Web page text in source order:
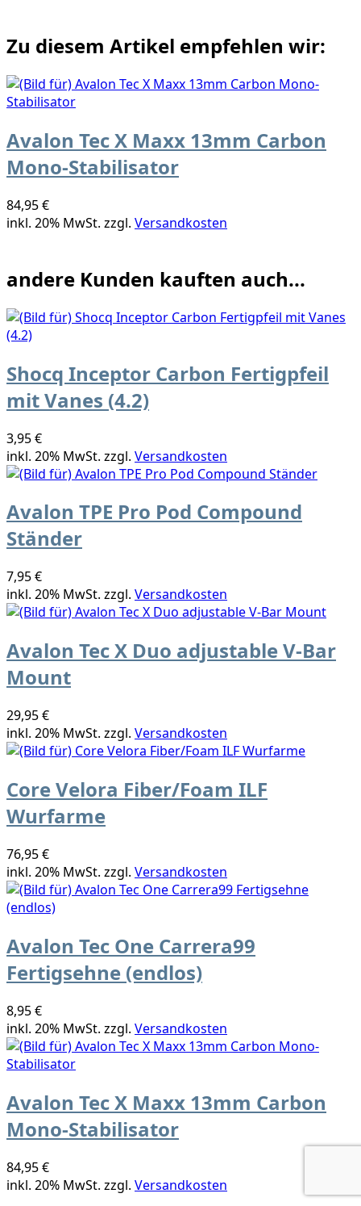
Zu diesem Artikel empfehlen wir:
Avalon Tec X Maxx 13mm Carbon
Mono-Stabilisator
84,95 €
inkl. 20% MwSt. zzgl. Versandkosten
andere Kunden kauften auch...
Shocq Inceptor Carbon Fertigpfeil
mit Vanes (4.2)
3,95 €
inkl. 20% MwSt. zzgl. Versandkosten
Avalon TPE Pro Pod Compound
Ständer
7,95 €
inkl. 20% MwSt. zzgl. Versandkosten
Avalon Tec X Duo adjustable V-Bar
Mount
29,95 €
inkl. 20% MwSt. zzgl. Versandkosten
Core Velora Fiber/Foam ILF
Wurfarme
76,95 €
inkl. 20% MwSt. zzgl. Versandkosten
Avalon Tec One Carrera99
Fertigsehne (endlos)
8,95 €
inkl. 20% MwSt. zzgl. Versandkosten
Avalon Tec X Maxx 13mm Carbon
Mono-Stabilisator
84,95 €
inkl. 20% MwSt. zzgl. Versandkosten